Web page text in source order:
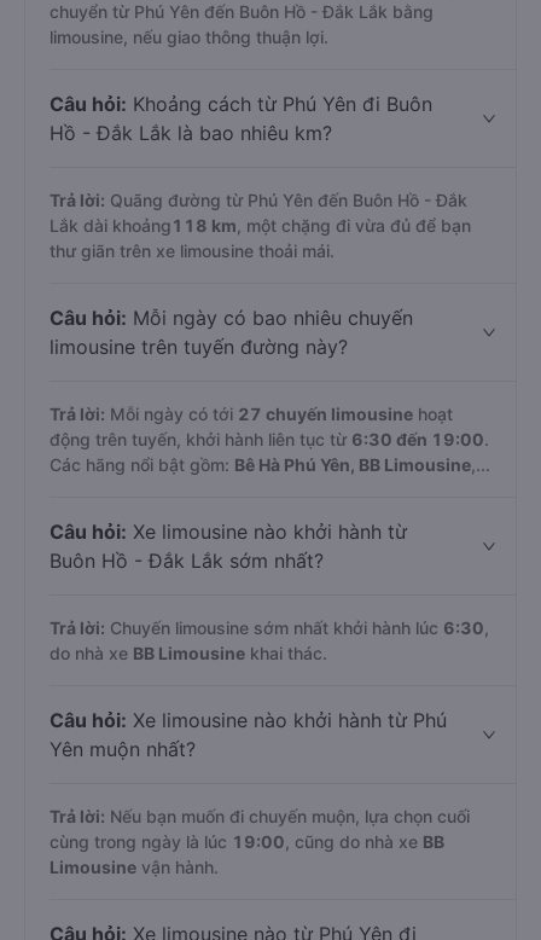
chuyển từ Phú Yên đến Buôn Hồ - Đắk Lắk bằng
limousine, nếu giao thông thuận lợi.
Câu hỏi: Khoảng cách từ Phú Yên đi Buôn
Hồ - Đắk Lắk là bao nhiêu km?
Trả lời: Quãng đường từ Phú Yên đến Buôn Hồ - Đắk
Lắk dài khoảng118 km , một chặng đi vừa đủ để bạn
thư giãn trên xe limousine thoải mái.
Câu hỏi: Mỗi ngày có bao nhiêu chuyến
limousine trên tuyến đường này?
Trả lời: Mỗi ngày có tới 27 chuyến limousine hoạt
động trên tuyến, khởi hành liên tục từ 6:30 đến 19:00.
Các hãng nổi bật gồm: Bê Hà Phú Yên, BB Limousine ,...
Câu hỏi: Xe limousine nào khởi hành từ
Buôn Hồ - Đắk Lắk sớm nhất?
Trả lời: Chuyến limousine sớm nhất khởi hành lúc 6:30
do nhà xe BB Limousine khai thác.
Câu hỏi: Xe limousine nào khởi hành từ Phú
Yên muộn nhất?
Trả lời: Nếu bạn muốn đi chuyến muộn, lựa chọn cuối
cùng trong ngày là lúc 19:00 , cũng do nhà xe BB
Limousine vận hành.
Câu hỏi: Xe limousine nào từ Phú Yên đi